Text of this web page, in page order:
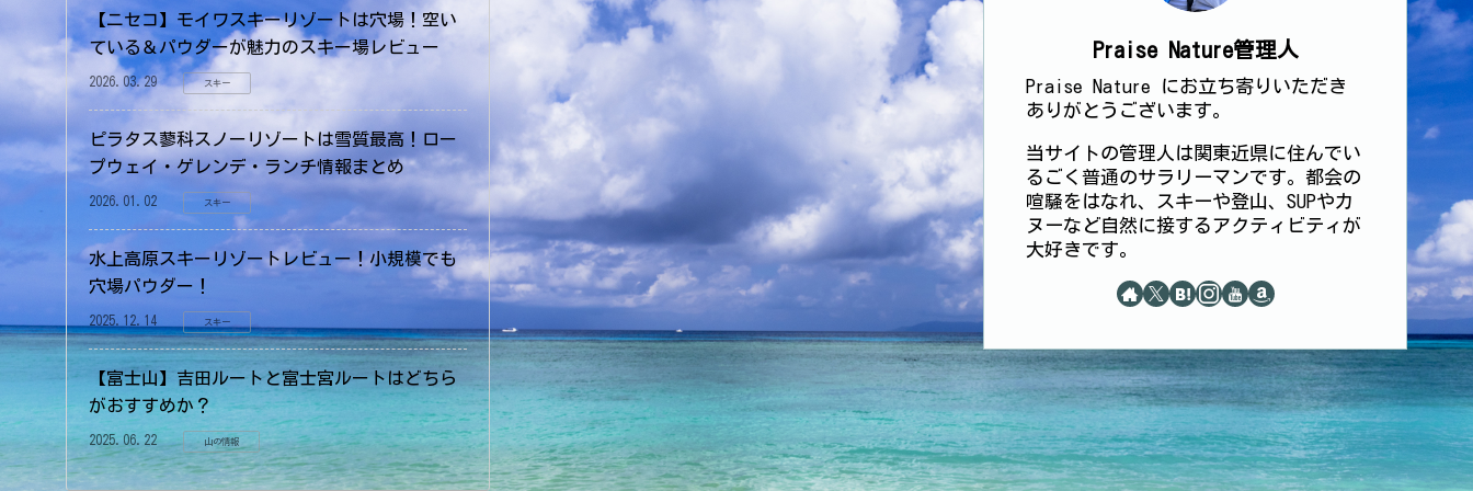
【ニセコ】モイワスキーリゾートは穴場！空い
ている＆パウダーが魅力のスキー場レビュー
2026.03.29 スキー
ピラタス蓼科スノーリゾートは雪質最高！ロー
プウェイ・ゲレンデ・ランチ情報まとめ
2026.01.02 スキー
水上高原スキーリゾートレビュー！小規模でも
穴場パウダー！
2025.12.14 スキー
【富士山】吉田ルートと富士宮ルートはどちら
がおすすめか？
2025.06.22 山の情報
Praise Nature管理人
Praise Nature にお立ち寄りいただき
ありがとうございます。
当サイトの管理人は関東近県に住んでい
るごく普通のサラリーマンです。都会の
喧騒をはなれ、スキーや登山、SUPやカ
ヌーなど自然に接するアクティビティが
大好きです。